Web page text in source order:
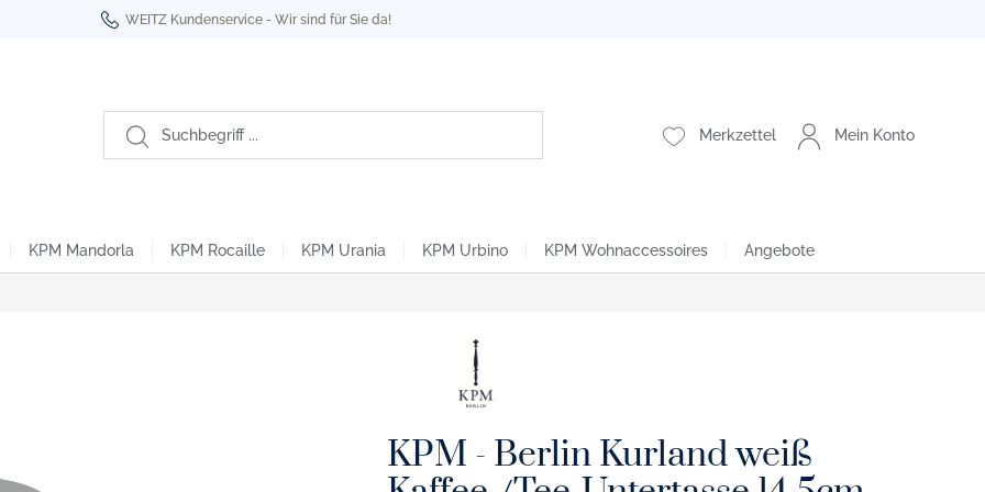
WEITZ Kundenservice - Wir sind für Sie da!
Merkzettel Mein Konto
KPM Mandorla KPM Rocaille KPM Urania KPM Urbino KPM Wohnaccessoires Angebote
KPM - Berlin Kurland weiß